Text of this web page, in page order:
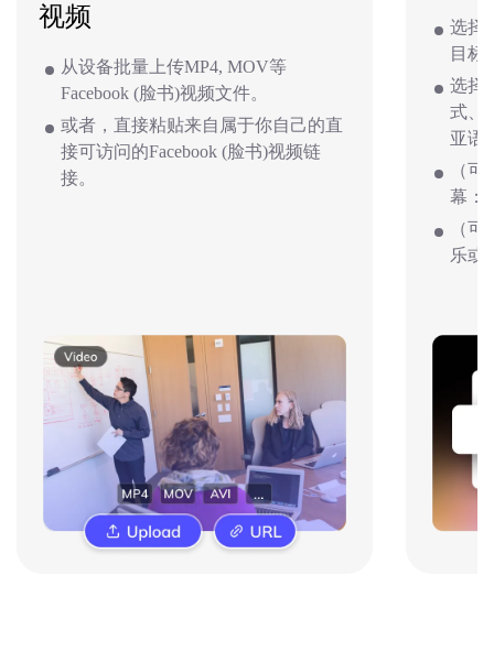
视频
从设备批量上传MP4, MOV等
Facebook (脸书)视频文件。
或者，直接粘贴来自属于你自己的直
接可访问的Facebook (脸书)视频链
接。
选择
目标
选择
式、
亚语
（
幕：
（
乐或